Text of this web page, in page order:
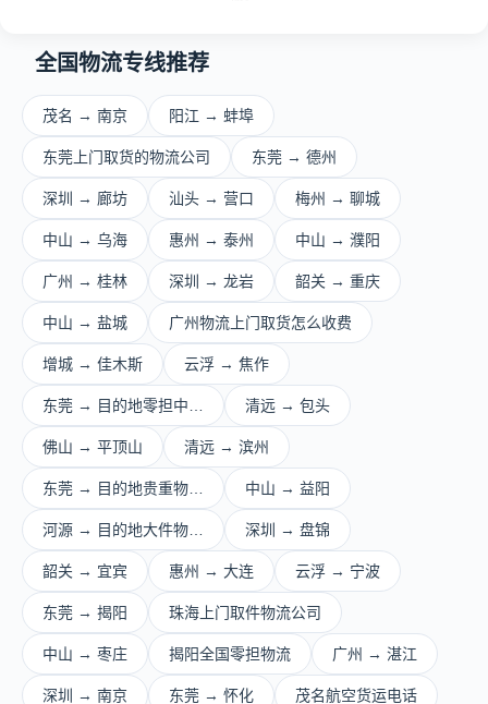
全国物流专线推荐
茂名 → 南京 阳江 → 蚌埠
东莞上门取货的物流公司 东莞 → 德州
深圳 → 廊坊 汕头 → 营口 梅州 → 聊城
中山 → 乌海 惠州 → 泰州 中山 → 濮阳
广州 → 桂林 深圳 → 龙岩 韶关 → 重庆
中山 → 盐城 广州物流上门取货怎么收费
增城 → 佳木斯 云浮 → 焦作
东莞 → 目的地零担中… 清远 → 包头
佛山 → 平顶山 清远 → 滨州
东莞 → 目的地贵重物… 中山 → 益阳
河源 → 目的地大件物… 深圳 → 盘锦
韶关 → 宜宾 惠州 → 大连 云浮 → 宁波
东莞 → 揭阳 珠海上门取件物流公司
中山 → 枣庄 揭阳全国零担物流 广州 → 湛江
深圳 → 南京 东莞 → 怀化 茂名航空货运电话